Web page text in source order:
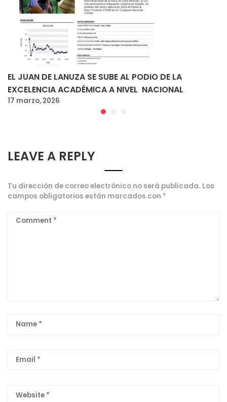
EL JUAN DE LANUZA SE SUBE AL PODIO DE LA
EXCELENCIA ACADÉMICA A NIVEL NACIONAL
17 marzo, 2026
LEAVE A REPLY
Tu dirección de correo electrónico no será publicada. Los
campos obligatorios están marcados con *